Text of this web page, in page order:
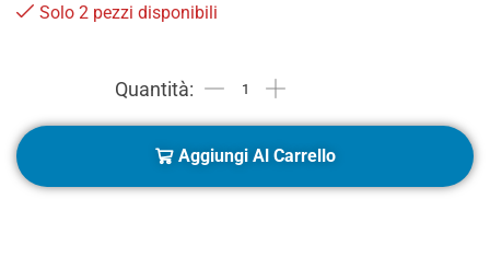
Solo 2 pezzi disponibili
Aggiungi Al Carrello